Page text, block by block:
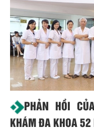
PHẢN HỒI
KHÁM ĐA KHOA 52